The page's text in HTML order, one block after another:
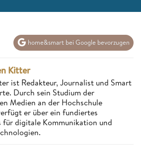
home&smart bei Google bevorzugen
Kitter
ist Redakteur, Journalist und Smart
Durch sein Studium der
Medien an der Hochschule
er über ein fundiertes
für digitale Kommunikation und